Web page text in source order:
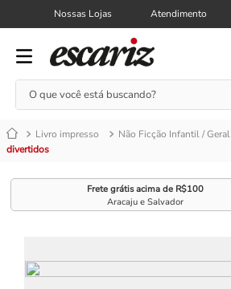
Nossas Lojas Atendimento
O que você está buscando?
Livro impresso Não Ficção Infantil / Geral
divertidos
Frete grátis acima de R$100
Aracaju e Salvador